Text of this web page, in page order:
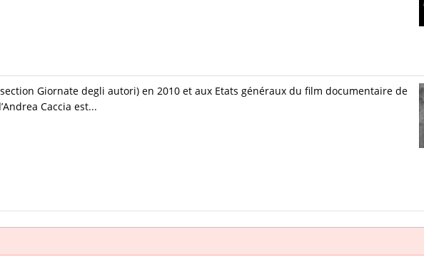
Giornate degli autori) en 2010 et aux Etats généraux du film documentaire de
Caccia est...